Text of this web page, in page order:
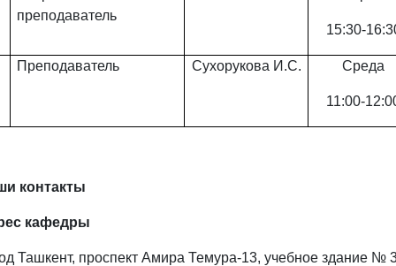
преподаватель
15:30-
Преподаватель Сухорукова И.С. Среда
11:00-
контакты
кафедры
Ташкент, проспект Амира Темура-13, учебное здание